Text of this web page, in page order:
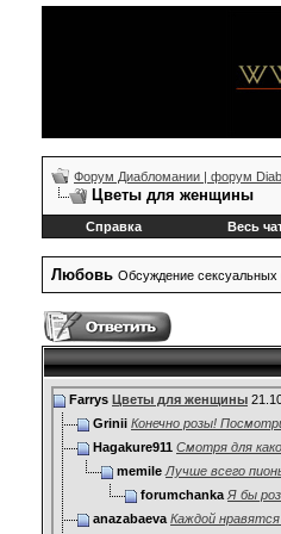
Форум Диабломании | форум
Цветы для женщины
Справка Весь
Любовь Обсуждение
Farrys Цветы для женщины
Grinii Конечно розы!
Hagakure911 Смотря для
memile Лучше всего
forumchanka Я бы
anazabaeva Каждой нравятся